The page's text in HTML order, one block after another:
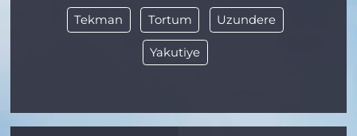
Tekman Tortum Uzundere
Yakutiye